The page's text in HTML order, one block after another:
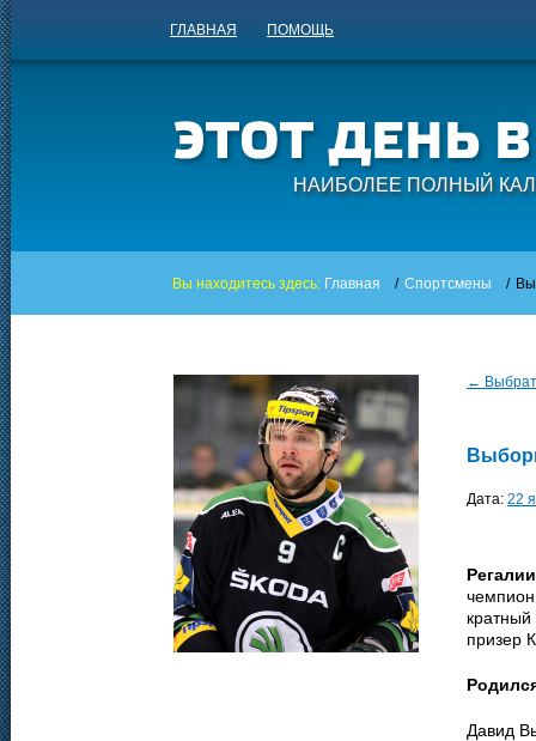
ГЛАВНАЯ ПОМОЩЬ
НАИБОЛЕЕ ПОЛНЫЙ
Вы находитесь здесь: Главная / Спортсмены /
←
Дата: 22
призер
Давид